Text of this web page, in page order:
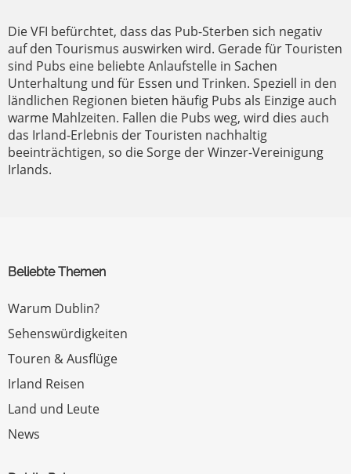
Die VFI befürchtet, dass das Pub-Sterben sich negativ
auf den Tourismus auswirken wird. Gerade für Touristen
sind Pubs eine beliebte Anlaufstelle in Sachen
Unterhaltung und für Essen und Trinken. Speziell in den
ländlichen Regionen bieten häufig Pubs als Einzige auch
warme Mahlzeiten. Fallen die Pubs weg, wird dies auch
das Irland-Erlebnis der Touristen nachhaltig
beeinträchtigen, so die Sorge der Winzer-Vereinigung
Irlands.
Beliebte Themen
Warum Dublin?
Sehenswürdigkeiten
Touren & Ausflüge
Irland Reisen
Land und Leute
News